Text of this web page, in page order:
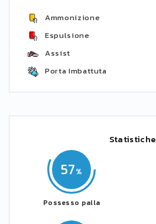
Ammonizione
Espulsione
Assist
Porta Imbattuta
Statistiche
57
Possesso palla